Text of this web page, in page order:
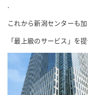
.
これから新潟センターも
「最上級のサービス」を